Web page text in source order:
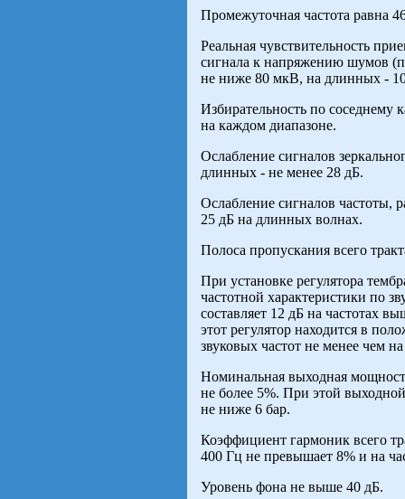
Промежуточная частота равна
Реальная чувствительность
сигнала к напряжению шумов
не ниже 80 мкВ, на длинных -
Избирательность по соседнему
на каждом диапазоне.
Ослабление сигналов
длинных - не менее 28 дБ.
Ослабление сигналов частоты,
25 дБ на длинных волнах.
Полоса пропускания всего
При установке регулятора
частотной характеристики по
составляет 12 дБ на частотах
этот регулятор находится в
звуковых частот не менее чем
Номинальная выходная
не более 5%. При этой
не ниже 6 бар.
Коэффициент гармоник всего
400 Гц не превышает 8% и на
Уровень фона не выше 40 дБ.